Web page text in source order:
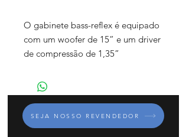
O gabinete bass-reflex é equipado
com um woofer de 15” e um driver
de compressão de 1,35”
amplificador Classe D de 1200 W.
O DSP avançado da Série B com
filtros FIR proporciona um
SEJA NOSSO REVENDEDOR